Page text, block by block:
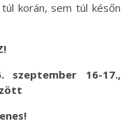
korán, sem túl későn
szeptember 16-17.,